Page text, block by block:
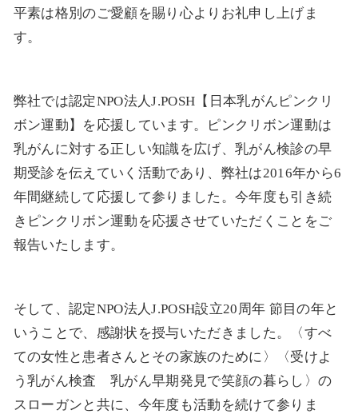
平素は格別のご愛顧を賜り心よりお礼申し上げま
す。
弊社では認定NPO法人J.POSH【日本乳がんピンクリ
ボン運動】を応援しています。ピンクリボン運動は
乳がんに対する正しい知識を広げ、乳がん検診の早
期受診を伝えていく活動であり、弊社は2016年から6
年間継続して応援して参りました。今年度も引き続
きピンクリボン運動を応援させていただくことをご
報告いたします。
そして、認定NPO法人J.POSH設立20周年 節目の年と
いうことで、感謝状を授与いただきました。〈すべ
ての女性と患者さんとその家族のために〉〈受けよ
う乳がん検査 乳がん早期発見で笑顔の暮らし〉の
スローガンと共に、今年度も活動を続けて参りま